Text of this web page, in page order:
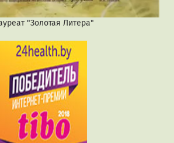
"Золотая Литера"